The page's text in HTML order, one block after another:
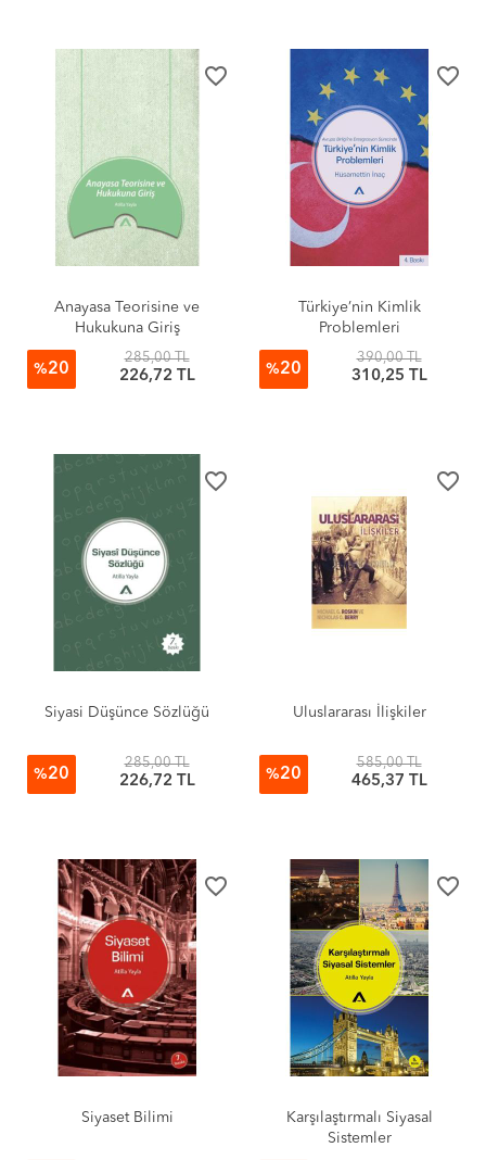
favorite_border
Anayasa Teorisine ve
Hukukuna Giriş
%20
285,00 TL
226,72 TL
favorite_border
Türkiye’nin Kimlik
Problemleri
%20
390,00 TL
310,25 TL
favorite_border
Siyasi Düşünce Sözlüğü
%20
285,00 TL
226,72 TL
favorite_border
Uluslararası İlişkiler
%20
585,00 TL
465,37 TL
favorite_border
Siyaset Bilimi
favorite_border
Karşılaştırmalı Siyasal
Sistemler